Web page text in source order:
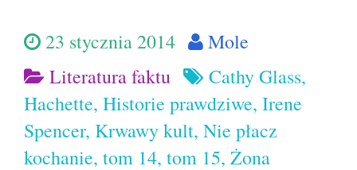
23 stycznia 2014
Mole
Literatura faktu
Cathy Glass,
Hachette, Historie prawdziwe, Irene
Spencer, Krwawy kult, Nie płacz
kochanie, tom 14, tom 15, Żona